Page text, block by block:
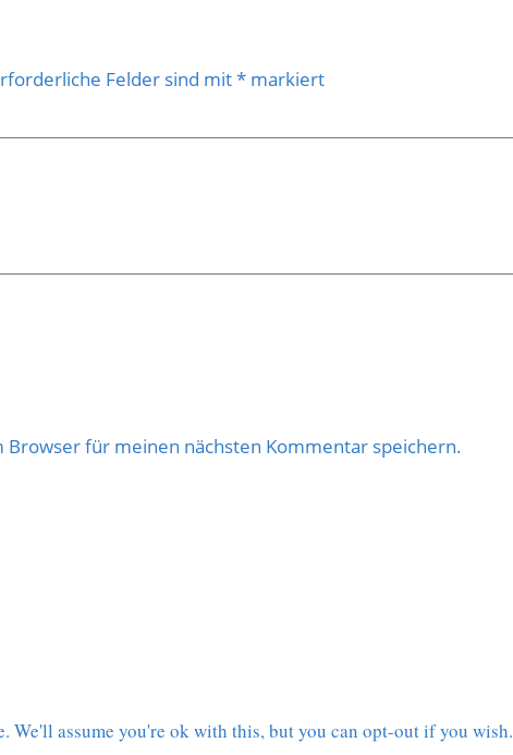
Felder sind mit* markiert
Browser für meinen nächsten Kommentar speichern.
We'll assume you're ok with this, but you can opt-out if you wish.